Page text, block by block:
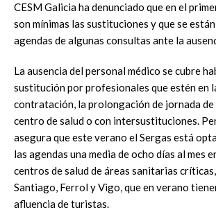
CESM Galicia ha denunciado que en el
son mínimas las sustituciones y que se
agendas de algunas consultas ante la
La ausencia del personal médico se cubre
sustitución por profesionales que estén en
contratación, la prolongación de jornada
centro de salud o con intersustituciones.
asegura que este verano el Sergas está
las agendas una media de ocho días al mes
centros de salud de áreas sanitarias
Santiago, Ferrol y Vigo, que en verano
afluencia de turistas.